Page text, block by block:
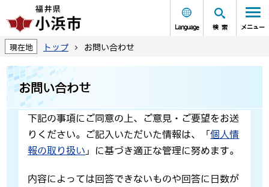
Language 検索 メニュー
現在地 トップ お問い合わせ
お問い合わせ
下記の事項にご同意の上、ご意見・ご要望をお送
りください。ご記入いただいた情報は、「個人情
報の取り扱い 」に基づき適正な管理に努めます。
内容によっては回答できないものや回答に日数が